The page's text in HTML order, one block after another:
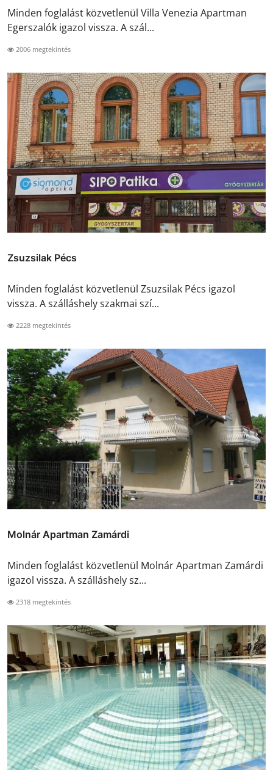
Minden foglalást közvetlenül Villa Venezia Apartman
Egerszalók igazol vissza. A szál...
2006 megtekintés
Zsuzsilak Pécs
Minden foglalást közvetlenül Zsuzsilak Pécs igazol
vissza. A szálláshely szakmai szí...
2228 megtekintés
Molnár Apartman Zamárdi
Minden foglalást közvetlenül Molnár Apartman Zamárdi
igazol vissza. A szálláshely sz...
2318 megtekintés